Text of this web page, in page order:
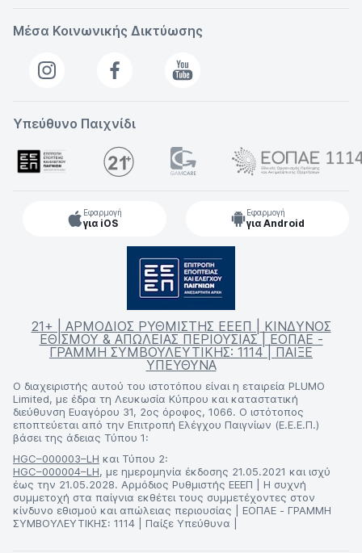
Μέσα Κοινωνικής Δικτύωσης
Υπεύθυνο Παιχνίδι
Εφαρμογή
για iOS
Εφαρμογή
για Android
21+ | ΑΡΜΟΔΙΟΣ ΡΥΘΜΙΣΤΗΣ ΕΕΕΠ | ΚΙΝΔΥΝΟΣ
ΕΘΙΣΜΟΥ & ΑΠΩΛΕΙΑΣ ΠΕΡΙΟΥΣΙΑΣ | ΕΟΠΑΕ -
ΓΡΑΜΜΗ ΣΥΜΒΟΥΛΕΥΤΙΚΗΣ: 1114 | ΠΑΙΞΕ
ΥΠΕΥΘΥΝΑ
Ο διαχειριστής αυτού του ιστοτόπου είναι η εταιρεία PLUMO
Limited, με έδρα τη Λευκωσία Κύπρου και καταστατική
διεύθυνση Ευαγόρου 31, 2ος όροφος, 1066. Ο ιστότοπος
εποπτεύεται από την Επιτροπή Ελέγχου Παιγνίων (Ε.Ε.Ε.Π.)
βάσει της άδειας Τύπου 1:
HGC–000003–LH και Τύπου 2:
HGC–000004–LH, με ημερομηνία έκδοσης 21.05.2021 και ισχύ
έως την 21.05.2028. Αρμόδιος Ρυθμιστής ΕΕΕΠ | Η συχνή
συμμετοχή στα παίγνια εκθέτει τους συμμετέχοντες στον
κίνδυνο εθισμού και απώλειας περιουσίας | ΕΟΠΑΕ - ΓΡΑΜΜΗ
ΣΥΜΒΟΥΛΕΥΤΙΚΗΣ: 1114 | Παίξε Υπεύθυνα |